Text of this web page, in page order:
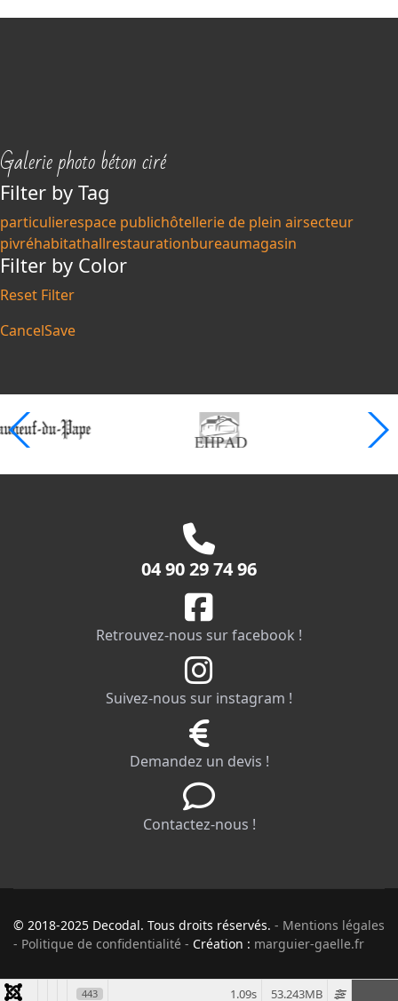
Galerie photo béton ciré
Filter by Tag
particulierespace publichôtellerie de plein airsecteur
pivréhabitathallrestaurationbureaumagasin
Filter by Color
Reset Filter
CancelSave
04 90 29 74 96
Retrouvez-nous sur facebook !
Suivez-nous sur instagram !
Demandez un devis !
Contactez-nous !
© 2018-2025 Decodal. Tous droits réservés. - Mentions légales
- Politique de confidentialité - Création : marguier-gaelle.fr
443 53.243MB
1.09s